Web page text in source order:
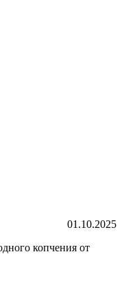
01.10.2025
копчения от